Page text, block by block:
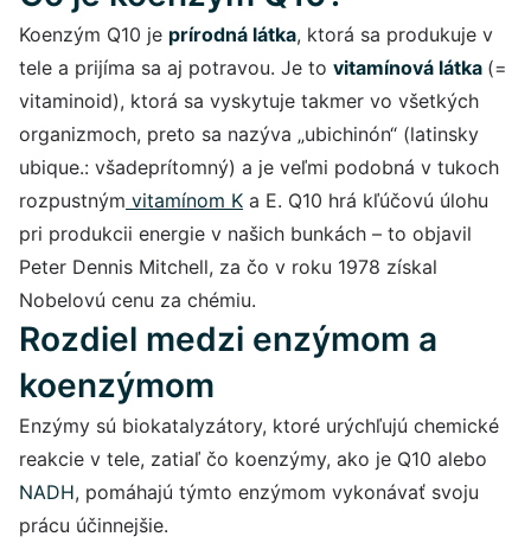
Koenzým Q10 je prírodná látka, ktorá sa produkuje v
tele a prijíma sa aj potravou. Je to vitamínová látka (=
vitaminoid), ktorá sa vyskytuje takmer vo všetkých
organizmoch, preto sa nazýva „ubichinón“ (latinsky
ubique.: všadeprítomný) a je veľmi podobná v tukoch
rozpustným vitamínom K a E. Q10 hrá kľúčovú úlohu
pri produkcii energie v našich bunkách – to objavil
Peter Dennis Mitchell, za čo v roku 1978 získal
Nobelovú cenu za chémiu.
Rozdiel medzi enzýmom a
koenzýmom
Enzýmy sú biokatalyzátory, ktoré urýchľujú chemické
reakcie v tele, zatiaľ čo koenzýmy, ako je Q10 alebo
NADH, pomáhajú týmto enzýmom vykonávať svoju
prácu účinnejšie.